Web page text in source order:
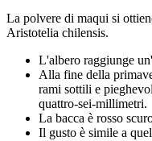
La polvere di maqui si
Aristotelia chilensis.
L'albero raggiunge
Alla fine della
rami sottili e
quattro-sei-millimetri.
La bacca è rosso
Il gusto è simile a